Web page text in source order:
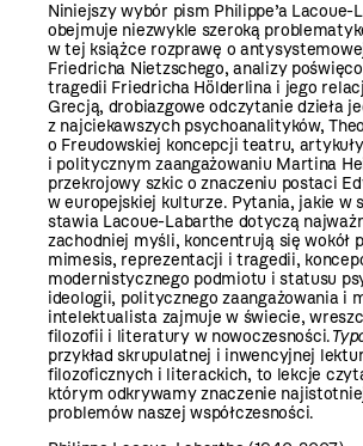
Niniejszy wybór pism Philippe’a Lacoue-
obejmuje niezwykle szeroką
w tej książce rozprawę o
Friedricha Nietzschego, analizy
tragedii Friedricha Hölderlina i jego
Grecją, drobiazgowe odczytanie dzieła
z najciekawszych psychoanalityków,
o Freudowskiej koncepcji teatru,
i politycznym zaangażowaniu Martina
przekrojowy szkic o znaczeniu postaci
w europejskiej kulturze. Pytania, jakie w
stawia Lacoue-Labarthe dotyczą
zachodniej myśli, koncentrują się wokół
mimesis, reprezentacji i tragedii,
modernistycznego podmiotu i statusu
ideologii, politycznego zaangażowania i
intelektualista zajmuje w świecie,
filozofii i literatury w nowoczesności.
przykład skrupulatnej i inwencyjnej
filozoficznych i literackich, to lekcje
którym odkrywamy znaczenie
problemów naszej współczesności.